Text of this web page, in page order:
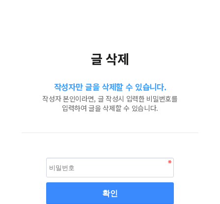
글 삭제
작성자만 글을 삭제할 수 있습니다.
작성자 본인이라면, 글 작성시 입력한 비밀번호를
입력하여 글을 삭제할 수 있습니다.